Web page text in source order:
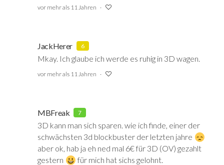
vor mehr als 11 Jahren
JackHerer 6
Mkay. Ich glaube ich werde es ruhig in 3D wagen.
vor mehr als 11 Jahren
MBFreak 7
3D kann man sich sparen. wie ich finde, einer der
schwächsten 3d blockbuster der letzten jahre
aber ok, hab ja eh ned mal 6€ für 3D (OV) gezahlt
gestern
für mich hat sichs gelohnt.